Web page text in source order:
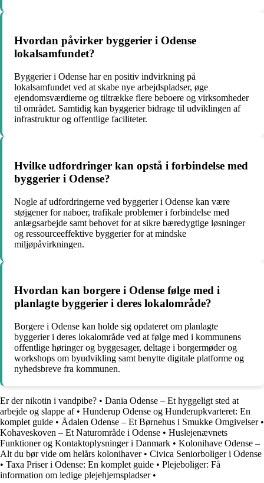
Hvordan påvirker byggerier i Odense
lokalsamfundet?
Byggerier i Odense har en positiv indvirkning på
lokalsamfundet ved at skabe nye arbejdspladser, øge
ejendomsværdierne og tiltrække flere beboere og virksomheder
til området. Samtidig kan byggerier bidrage til udviklingen af
infrastruktur og offentlige faciliteter.
Hvilke udfordringer kan opstå i forbindelse med
byggerier i Odense?
Nogle af udfordringerne ved byggerier i Odense kan være
støjgener for naboer, trafikale problemer i forbindelse med
anlægsarbejde samt behovet for at sikre bæredygtige løsninger
og ressourceeffektive byggerier for at mindske
miljøpåvirkningen.
Hvordan kan borgere i Odense følge med i
planlagte byggerier i deres lokalområde?
Borgere i Odense kan holde sig opdateret om planlagte
byggerier i deres lokalområde ved at følge med i kommunens
offentlige høringer og byggesager, deltage i borgermøder og
workshops om byudvikling samt benytte digitale platforme og
nyhedsbreve fra kommunen.
Er der nikotin i vandpibe? • Dania Odense – Et hyggeligt sted at
arbejde og slappe af• Hunderup Odense og Hunderupkvarteret: En
komplet guide • Ådalen Odense – Et Børnehus i Smukke Omgivelser•
Kohaveskoven – Et Naturområde i Odense • Huslejenævnets
Funktioner og Kontaktoplysninger i Danmark • Kolonihave Odense –
Alt du bør vide om helårs kolonihaver• Civica Seniorboliger i Odense
• Taxa Priser i Odense: En komplet guide • Plejeboliger: Få
information om ledige plejehjemspladser•